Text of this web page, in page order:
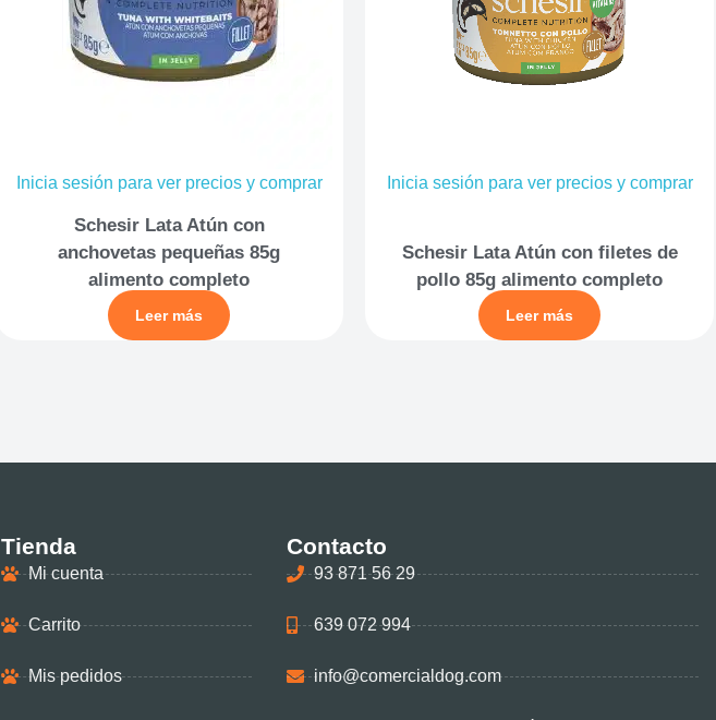
Inicia sesión para ver precios y comprar
Schesir Lata Atún con
anchovetas pequeñas 85g
alimento completo
Leer más
Inicia sesión para ver precios y comprar
Schesir Lata Atún con filetes de
pollo 85g alimento completo
Leer más
Tienda
Mi cuenta
Carrito
Mis pedidos
Contacto
93 871 56 29
639 072 994
info@comercialdog.com